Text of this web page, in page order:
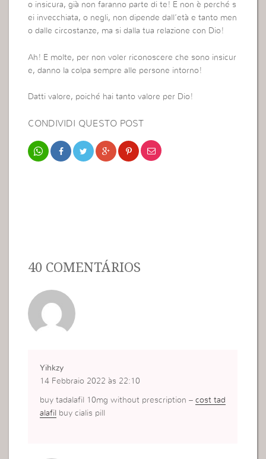
o insicura, già non faranno parte di te! E non è perché s
ei invecchiata, o negli, non dipende dall’età e tanto men
o dalle circostanze, ma si dalla tua relazione con Dio!
Ah! E molte, per non voler riconoscere che sono insicur
e, danno la colpa sempre alle persone intorno!
Datti valore, poiché hai tanto valore per Dio!
CONDIVIDI QUESTO POST
40 COMENTÁRIOS
Yihkzy
14 Febbraio 2022 às 22:10
buy tadalafil 10mg without prescription –cost tad
alafil buy cialis pill